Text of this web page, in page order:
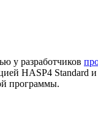
у разработчиков
HASP4
программы.